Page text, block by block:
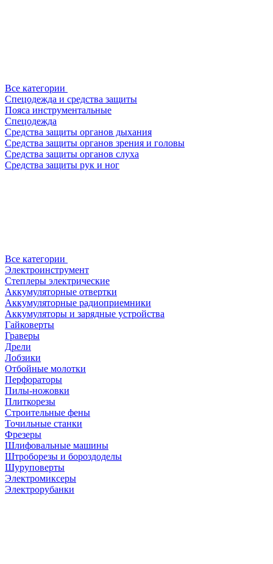
Все категории
Спецодежда и средства защиты
Пояса инструментальные
Спецодежда
Средства защиты органов дыхания
Средства защиты органов зрения и головы
Средства защиты органов слуха
Средства защиты рук и ног
Все категории
Электроинструмент
Степлеры электрические
Аккумуляторные отвертки
Аккумуляторные радиоприемники
Аккумуляторы и зарядные устройства
Гайковерты
Граверы
Дрели
Лобзики
Отбойные молотки
Перфораторы
Пилы-ножовки
Плиткорезы
Строительные фены
Точильные станки
Фрезеры
Шлифовальные машины
Штроборезы и бороздоделы
Шуруповерты
Электромиксеры
Электрорубанки